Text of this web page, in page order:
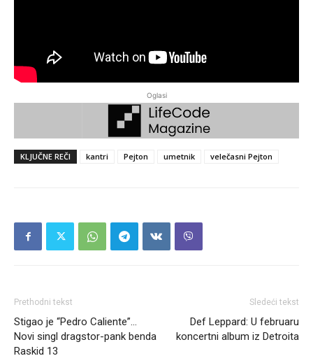
Oglasi
KLJUČNE REČI kantri Pejton umetnik velečasni Pejton
Prethodni tekst
Stigao je “Pedro Caliente”…
Novi singl dragstor-pank benda
Raskid 13
Sledeći tekst
Def Leppard: U februaru
koncertni album iz Detroita